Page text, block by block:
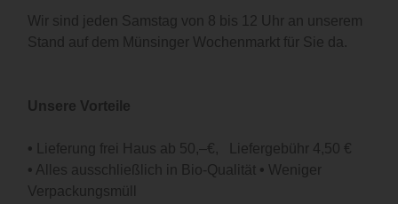
Wir sind jeden Samstag von 8 bis 12 Uhr an unserem
Stand auf dem Münsinger Wochenmarkt für Sie da.
Unsere Vorteile
• Lieferung frei Haus ab 50,–€, Liefergebühr 4,50 €
• Alles ausschließlich in Bio-Qualität • Weniger
Verpackungsmüll